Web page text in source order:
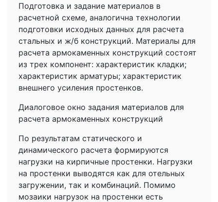
Подготовка и задание материалов в
расчетной схеме, аналогична технологии
подготовки исходных данных для расчета
стальных и ж/б конструкций. Материалы для
расчета армокаменных конструкций состоят
из трех компонент: характеристик кладки;
характеристик арматуры; характеристик
внешнего усиления простенков.
Диалоговое окно задания материалов для
расчета армокаменных конструкций
По результатам статического и
динамического расчета формируются
нагрузки на кирпичные простенки. Нагрузки
на простенки выводятся как для отельных
загружении, так и комбинаций. Помимо
мозаики нагрузок на простенки есть